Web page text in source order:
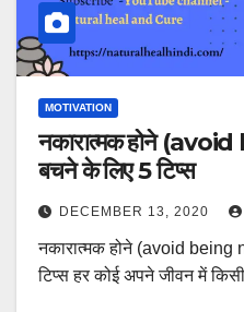
MOTIVATION
नकारात्मक होने
बचने के लिए 5 टिप्स
DECEMBER 13, 2020
नकारात्मक होने (avoid
टिप्स हर कोई अपने जीवन में